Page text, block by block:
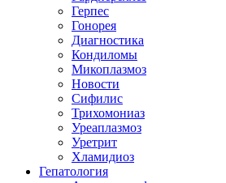
Герпес
Гонорея
Диагностика
Кондиломы
Микоплазмоз
Новости
Сифилис
Трихомониаз
Уреаплазмоз
Уретрит
Хламидиоз
Гепатология